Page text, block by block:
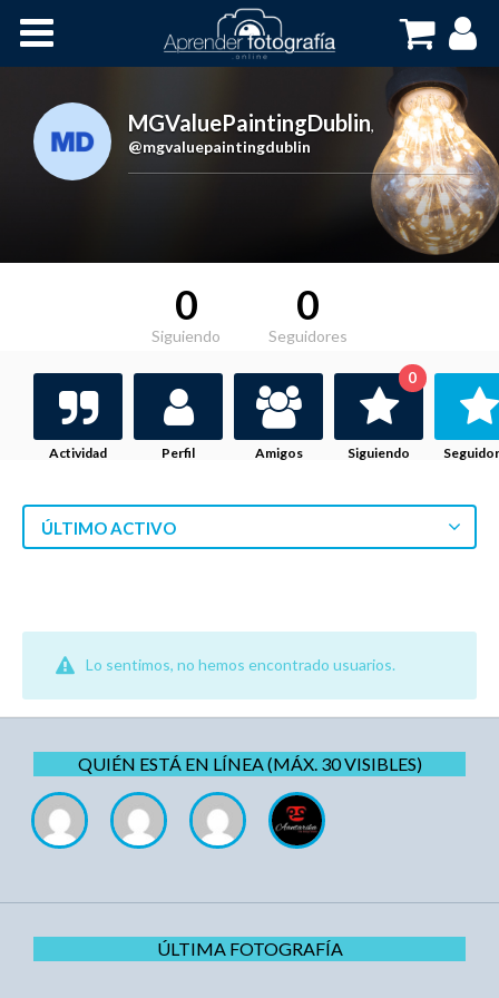
Cursos OnLine
MGValuePaintingDublin,
@mgvaluepaintingdublin
0
Siguiendo
0
Seguidores
Actividad Perfil Amigos Siguiendo
0
ÚLTIMO ACTIVO
Lo sentimos, no hemos encontrado usuarios.
QUIÉN ESTÁ EN LÍNEA (MÁX. 30 VISIBLES)
ÚLTIMA FOTOGRAFÍA